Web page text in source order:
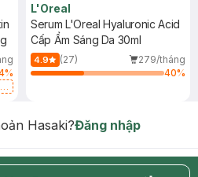
%
L'Oreal
Serum L'Oreal Hyaluronic Acid
Cấp Ẩm Sáng Da 30ml
4.9 (27)
279/tháng
40%
Hasaki?Đăng nhập